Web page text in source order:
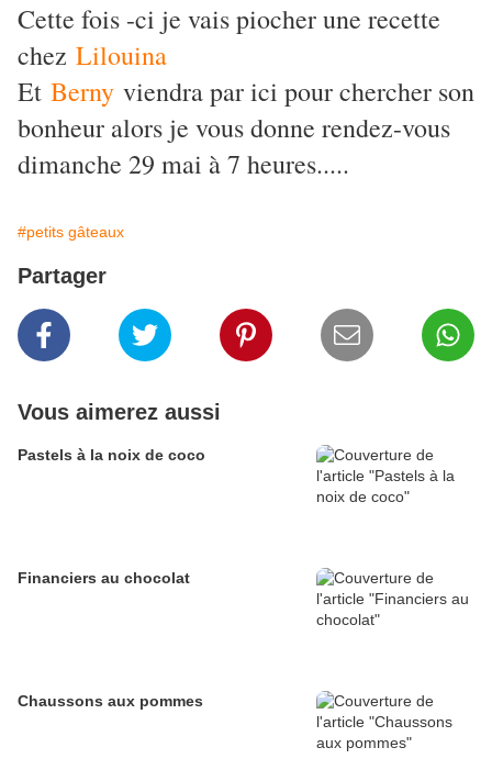
Cette fois -ci je vais piocher une recette
chez Lilouina
Et Berny viendra par ici pour chercher son
bonheur alors je vous donne rendez-vous
dimanche 29 mai à 7 heures.....
#petits gâteaux
Partager
Vous aimerez aussi
Pastels à la noix de coco
Financiers au chocolat
Chaussons aux pommes